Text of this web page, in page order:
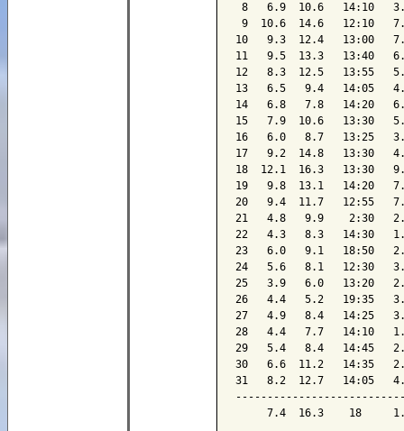
8   6.9  10.6   14:10
9  10.6  14.6   12:10
10   9.3  12.4   13:00
11   9.5  13.3   13:40
12   8.3  12.5   13:55
13   6.5   9.4   14:05
14   6.8   7.8   14:20
15   7.9  10.6   13:30
16   6.0   8.7   13:25
17   9.2  14.8   13:30
18  12.1  16.3   13:30
19   9.8  13.1   14:20
20   9.4  11.7   12:55
21   4.8   9.9    2:30
22   4.3   8.3   14:30
23   6.0   9.1   18:50
24   5.6   8.1   12:30
25   3.9   6.0   13:20
26   4.4   5.2   19:35
27   4.9   8.4   14:25
28   4.4   7.7   14:10
29   5.4   8.4   14:45
30   6.6  11.2   14:35
31   8.2  12.7   14:05
7.4  16.3    18